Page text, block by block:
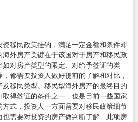
移民政策挂钩，满足一定金额和条件即
外房产关键在于该国对于房产和移民政
对房产类型的限定、对给予签证的类
都需要投资人做好提前的了解和对比，
移民类型。移民型海外房产的最终目的
得签证的条件之一，也是目前一些国家
式，投资人一方面需要对移民政策细节
需要对投资的房产做判断了解，此项房